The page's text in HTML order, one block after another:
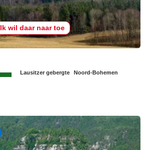
Ik wil daar naar toe
Lausitzer gebergte Noord-Bohemen